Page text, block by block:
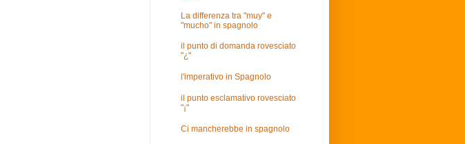
La differenza tra "muy" e
"mucho" in spagnolo
il punto di domanda rovesciato
"¿"
l'imperativo in Spagnolo
il punto esclamativo rovesciato
"¡"
Ci mancherebbe in spagnolo